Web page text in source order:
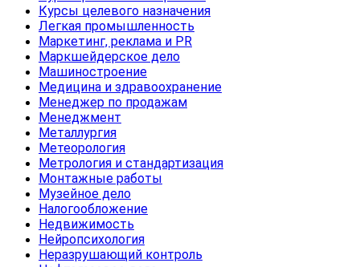
Курсы целевого назначения
Легкая промышленность
Маркетинг, реклама и PR
Маркшейдерское дело
Машиностроение
Медицина и здравоохранение
Менеджер по продажам
Менеджмент
Металлургия
Метеорология
Метрология и стандартизация
Монтажные работы
Музейное дело
Налогообложение
Недвижимость
Нейропсихология
Неразрушающий контроль